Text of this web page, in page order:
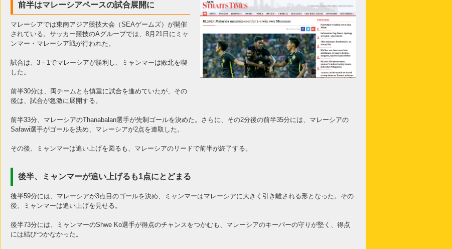
前半はマレーシアペースの試合展開に
マレーシアでは東南アジア競技大会（SEAゲームズ）が開催
されている。サッカー競技のAグループでは、8月21日にミャ
ンマー・マレーシア戦が行われた。
試合は、3－1でマレーシアが勝利し、ミャンマーは敗北を喫
した。
前半30分は、両チームとも慎重に試合を進めていたが、その
後は、試合が急激に展開する。
前半33分、マレーシアのThanabalan選手が先制ゴールを決めた。さらに、その2分後の前半35分には、マレーシアの
Safawi選手がゴールを決め、マレーシアが2点を連取した。
その後、ミャンマーは追い上げを図るも、マレーシアのリードで前半が終了する。
後半、ミャンマーが追い上げるも1点にとどまる
後半59分には、マレーシアが3点目のゴールを決め、ミャンマーはマレーシアに大きく引き離される形となった。その
後、ミャンマーは追い上げを見せる。
後半73分には、ミャンマーのShwe Ko選手が得点のチャンスをつかむも、マレーシアのキーパーの守りが堅く、得点
には結びつかなかった。